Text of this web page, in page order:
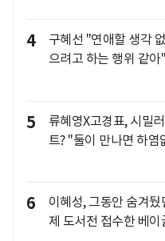
4
구혜선 "연애할 생각
으려고 하는 행위 같
5
류혜영X고경표, 시밀
트? "둘이 만나면 하
6
이혜성, 그동안 숨겨
제 도서전 접수한 베이